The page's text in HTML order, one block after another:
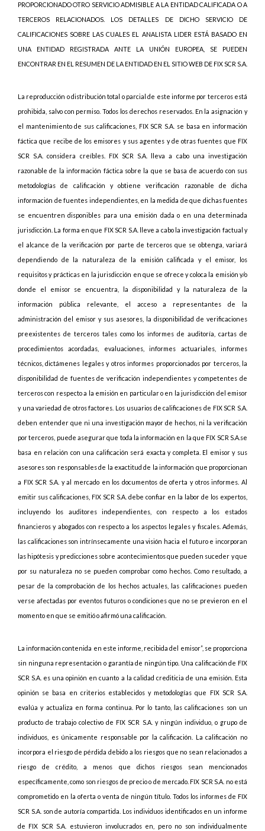
PROPORCIONADO OTRO SERVICIO ADMISIBLE A LA ENTIDAD CALIFICADA O A
TERCEROS RELACIONADOS. LOS DETALLES DE DICHO SERVICIO DE
CALIFICACIONES SOBRE LAS CUALES EL ANALISTA LIDER ESTÁ BASADO EN
UNA ENTIDAD REGISTRADA ANTE LA UNIÓN EUROPEA, SE PUEDEN
ENCONTRAR EN EL RESUMEN DE LA ENTIDAD EN EL SITIO WEB DE FIX SCR S.A.
La reproducción o distribución total o parcial de este informe por terceros está
prohibida, salvo con permiso. Todos los derechos reservados. En la asignación y
el mantenimiento de sus calificaciones, FIX SCR S.A. se basa en información
fáctica que recibe de los emisores y sus agentes y de otras fuentes que FIX
SCR S.A. considera creíbles. FIX SCR S.A. lleva a cabo una investigación
razonable de la información fáctica sobre la que se basa de acuerdo con sus
metodologías de calificación y obtiene verificación razonable de dicha
información de fuentes independientes, en la medida de que dichas fuentes
se encuentren disponibles para una emisión dada o en una determinada
jurisdicción. La forma en que FIX SCR S.A. lleve a cabo la investigación factual y
el alcance de la verificación por parte de terceros que se obtenga, variará
dependiendo de la naturaleza de la emisión calificada y el emisor, los
requisitos y prácticas en la jurisdicción en que se ofrece y coloca la emisión y/o
donde el emisor se encuentra, la disponibilidad y la naturaleza de la
información pública relevante, el acceso a representantes de la
administración del emisor y sus asesores, la disponibilidad de verificaciones
preexistentes de terceros tales como los informes de auditoría, cartas de
procedimientos acordadas, evaluaciones, informes actuariales, informes
técnicos, dictámenes legales y otros informes proporcionados por terceros, la
disponibilidad de fuentes de verificación independientes y competentes de
terceros con respecto a la emisión en particular o en la jurisdicción del emisor
y una variedad de otros factores. Los usuarios de calificaciones de FIX SCR S.A.
deben entender que ni una investigación mayor de hechos, ni la verificación
por terceros, puede asegurar que toda la información en la que FIX SCR S.A.se
basa en relación con una calificación será exacta y completa. El emisor y sus
asesores son responsables de la exactitud de la información que proporcionan
a FIX SCR S.A. y al mercado en los documentos de oferta y otros informes. Al
emitir sus calificaciones, FIX SCR S.A. debe confiar en la labor de los expertos,
incluyendo los auditores independientes, con respecto a los estados
financieros y abogados con respecto a los aspectos legales y fiscales. Además,
las calificaciones son intrínsecamente una visión hacia el futuro e incorporan
las hipótesis y predicciones sobre acontecimientos que pueden suceder y que
por su naturaleza no se pueden comprobar como hechos. Como resultado, a
pesar de la comprobación de los hechos actuales, las calificaciones pueden
verse afectadas por eventos futuros o condiciones que no se previeron en el
momento en que se emitió o afirmó una calificación.
La información contenida en este informe, recibida del emisor”, se proporciona
sin ninguna representación o garantía de ningún tipo. Una calificación de FIX
SCR S.A. es una opinión en cuanto a la calidad crediticia de una emisión. Esta
opinión se basa en criterios establecidos y metodologías que FIX SCR S.A.
evalúa y actualiza en forma continua. Por lo tanto, las calificaciones son un
producto de trabajo colectivo de FIX SCR S.A. y ningún individuo, o grupo de
individuos, es únicamente responsable por la calificación. La calificación no
incorpora el riesgo de pérdida debido a los riesgos que no sean relacionados a
riesgo de crédito, a menos que dichos riesgos sean mencionados
específicamente, como son riesgos de precio o de mercado. FIX SCR S.A. no está
comprometido en la oferta o venta de ningún título. Todos los informes de FIX
SCR S.A. son de autoría compartida. Los individuos identificados en un informe
de FIX SCR S.A. estuvieron involucrados en, pero no son individualmente